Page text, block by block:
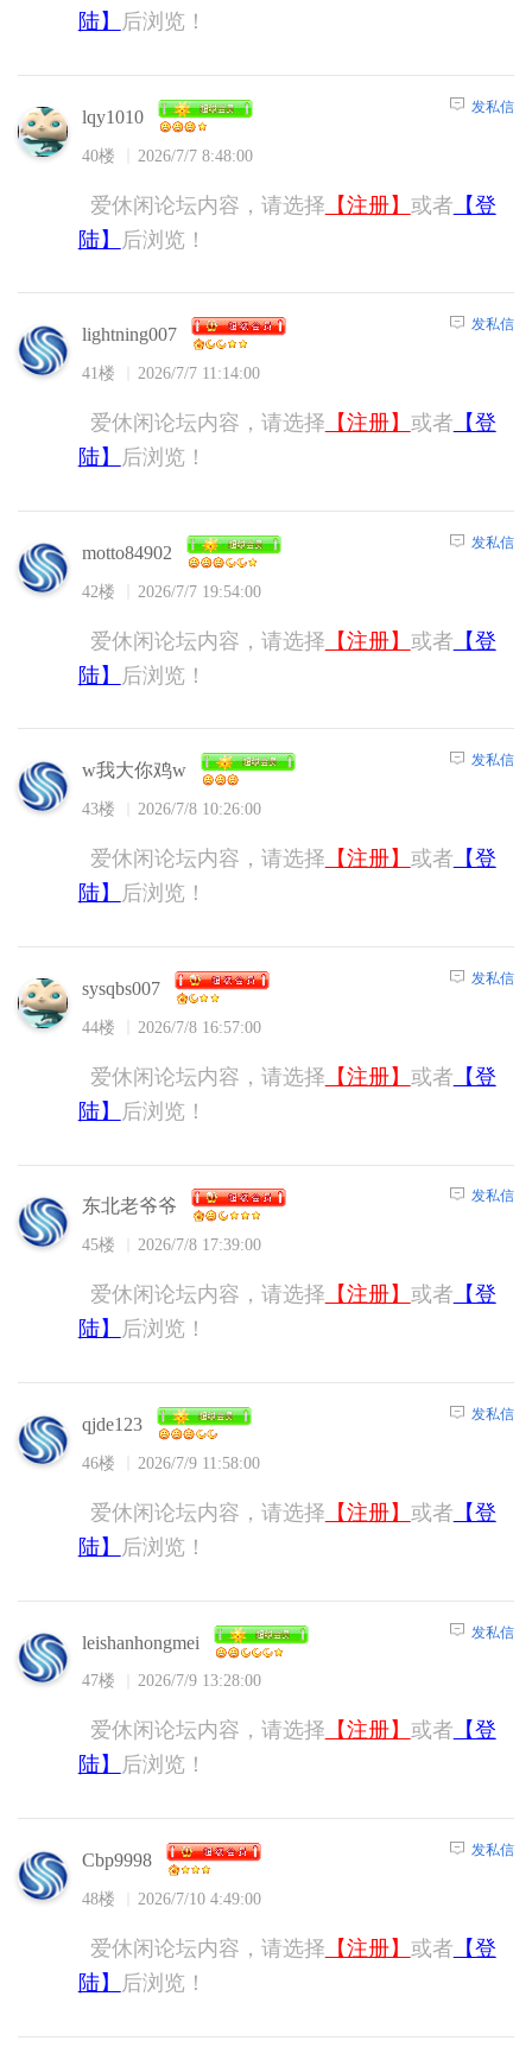
陆】
后浏览！
lqy1010
40楼 2026/7/7 8:48:00
发私信
爱休闲论坛内容，请选择 【注册】 或者 【登
陆】
后浏览！
lightning007
41楼 2026/7/7 11:14:00
发私信
爱休闲论坛内容，请选择 【注册】 或者 【登
陆】
后浏览！
motto84902
42楼 2026/7/7 19:54:00
发私信
爱休闲论坛内容，请选择 【注册】 或者 【登
陆】
后浏览！
w我大你鸡w
43楼 2026/7/8 10:26:00
发私信
爱休闲论坛内容，请选择 【注册】 或者 【登
陆】
后浏览！
sysqbs007
44楼 2026/7/8 16:57:00
发私信
爱休闲论坛内容，请选择 【注册】 或者 【登
陆】
后浏览！
东北老爷爷
45楼 2026/7/8 17:39:00
发私信
爱休闲论坛内容，请选择 【注册】 或者 【登
陆】
后浏览！
qjde123
46楼 2026/7/9 11:58:00
发私信
爱休闲论坛内容，请选择 【注册】 或者 【登
陆】
后浏览！
leishanhongmei
47楼 2026/7/9 13:28:00
发私信
爱休闲论坛内容，请选择 【注册】 或者 【登
陆】
后浏览！
Cbp9998
48楼 2026/7/10 4:49:00
发私信
爱休闲论坛内容，请选择 【注册】 或者 【登
陆】
后浏览！